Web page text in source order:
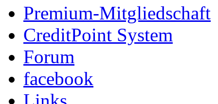
Premium-Mitgliedschaft
CreditPoint System
Forum
facebook